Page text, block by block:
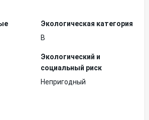
Экологическая категория
B
Экологический и
социальный риск
Непригодный